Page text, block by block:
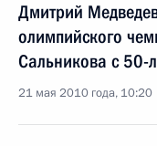
Дмитрий
олимпийского
Сальникова с 50-
21 мая 2010 года, 10:20